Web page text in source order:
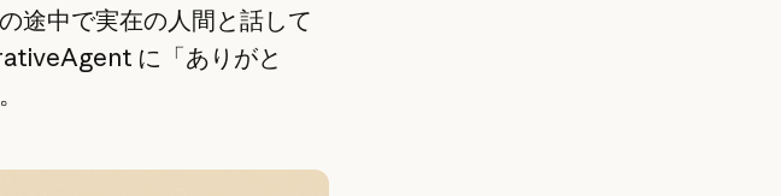
途中で実在の人間と話して
に「ありがと